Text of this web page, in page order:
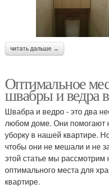
читать дальше →
Оптимальное
швабры и ведра
Швабра и ведро - это два
любом доме. Они помогают
уборку в нашей квартире.
чтобы они не мешали и не
этой статье мы рассмотрим
оптимального места для
квартире.